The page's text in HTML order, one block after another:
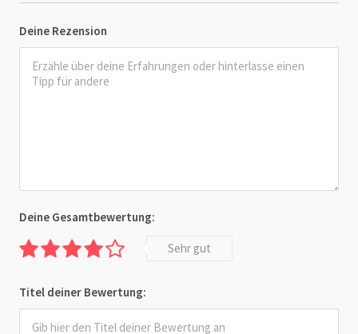
Deine Rezension
Deine Gesamtbewertung:
Sehr gut
Titel deiner Bewertung: